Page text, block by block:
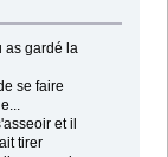
as gardé la
se faire
et il
tirer